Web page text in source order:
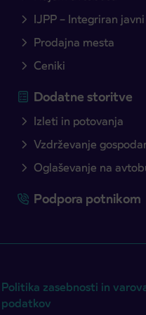
IJPP – Integriran
Prodajna mesta
Ceniki
Dodatne storitve
Izleti in potovanja
Vzdrževanje
Oglaševanje na
Podpora potnikom
Politika zasebnosti in
podatkov